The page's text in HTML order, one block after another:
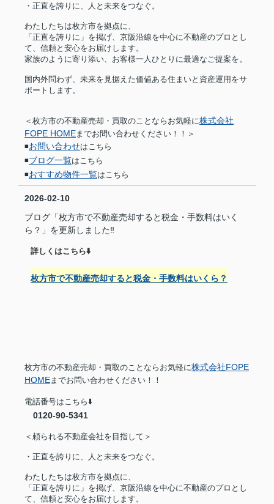
・正直を誇りに、人と未来をつなぐ。
わたしたちは枚方市を拠点に、
「正直を誇りに」を掲げ、京阪沿線を中心に不動産のプロとし
て、信頼と安心をお届けします。
家族のように寄り添い、お客様一人ひとりに最適なご提案を。
国内外問わず、未来を見据えた価値ある住まいと資産運用をサ
ポートします。
＜枚方市の不動産売却・買取のことならお気軽に株式会社
FOPE HOME までお問い合わせください！！＞
◾️お問い合わせはこちら
◾️ブログ一覧はこちら
◾️おすすめ物件一覧はこちら
2026-02-10
ブログ「枚方市で不動産売却すると税金・手数料はいく
ら？」を更新しました‼︎
詳しくはこちら⬇️
枚方市で不動産売却すると税金・手数料はいくら？
枚方市の不動産売却・買取のことならお気軽に株式会社FOPE
HOME までお問い合わせください！！
電話番号はこちら⬇️
0120-90-5341
＜頼られる不動産会社を目指して＞
・正直を誇りに、人と未来をつなぐ。
わたしたちは枚方市を拠点に、
「正直を誇りに」を掲げ、京阪沿線を中心に不動産のプロとし
て、信頼と安心をお届けします。